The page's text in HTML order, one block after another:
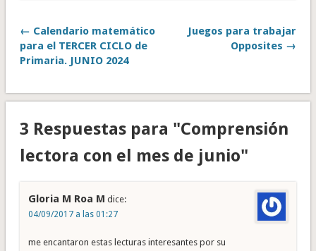
← Calendario matemático
para el TERCER CICLO de
Primaria. JUNIO 2024
Juegos para trabajar
Opposites →
3 Respuestas para "Comprensión
lectora con el mes de junio"
Gloria M Roa M dice:
04/09/2017 a las 01:27
me encantaron estas lecturas interesantes por su